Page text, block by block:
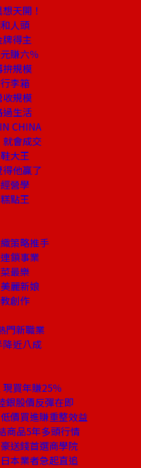
天開！
人頭
得主
賺六％
拚規模
李箱
收規模
過生活
CHINA
會成交
大王
他贏了
營學
點王
策略推手
鎖事業
最樂
麗新娘
創作
門新職業
降近八成
買年賺25％
股價反彈在即
價買進賺重整效益
品5年多頭行情
送錢首選商學院
本業者急起直追